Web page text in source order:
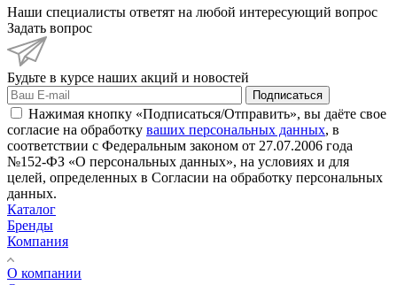
Наши специалисты ответят на любой интересующий вопрос
Задать вопрос
Будьте в курсе наших акций и новостей
Подписаться
Нажимая кнопку «Подписаться/Отправить», вы даёте свое
согласие на обработку ваших персональных данных, в
соответствии с Федеральным законом от 27.07.2006 года
№152-ФЗ «О персональных данных», на условиях и для
целей, определенных в Согласии на обработку персональных
данных.
Каталог
Бренды
Компания
О компании